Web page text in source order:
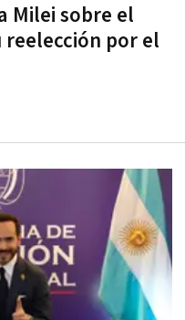
Milei sobre el
por el